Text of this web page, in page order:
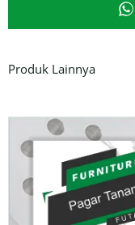
Produk Lainnya